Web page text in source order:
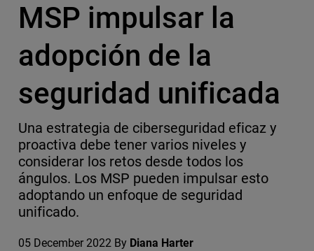
MSP impulsar la
adopción de la
seguridad unificada
Una estrategia de ciberseguridad eficaz y
proactiva debe tener varios niveles y
considerar los retos desde todos los
ángulos. Los MSP pueden impulsar esto
adoptando un enfoque de seguridad
unificado.
05 December 2022 By Diana Harter